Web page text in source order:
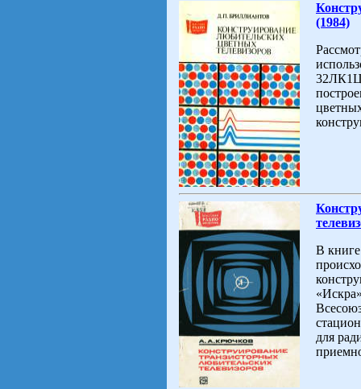
(1984)
В
для